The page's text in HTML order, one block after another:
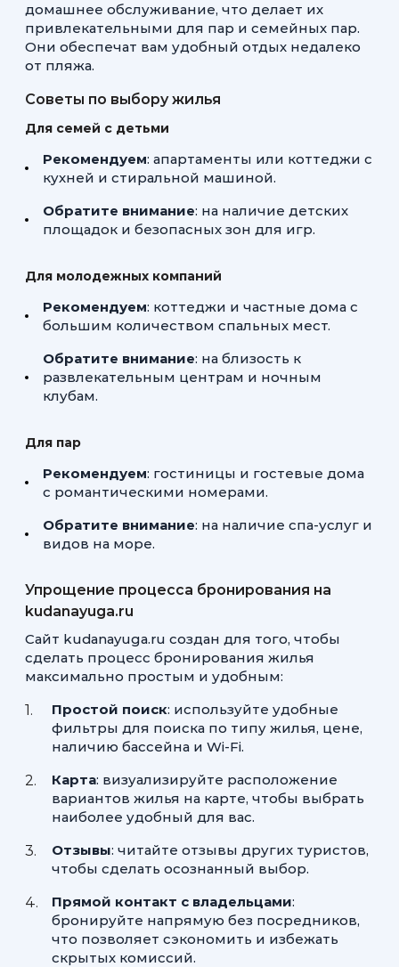
домашнее обслуживание, что делает их
привлекательными для пар и семейных пар.
Они обеспечат вам удобный отдых недалеко
от пляжа.
Советы по выбору жилья
Для семей с детьми
Рекомендуем: апартаменты или коттеджи с
кухней и стиральной машиной.
Обратите внимание: на наличие детских
площадок и безопасных зон для игр.
Для молодежных компаний
Рекомендуем: коттеджи и частные дома с
большим количеством спальных мест.
Обратите внимание: на близость к
развлекательным центрам и ночным
клубам.
Для пар
Рекомендуем: гостиницы и гостевые дома
с романтическими номерами.
Обратите внимание: на наличие спа-услуг и
видов на море.
Упрощение процесса бронирования на
kudanayuga.ru
Сайт kudanayuga.ru создан для того, чтобы
сделать процесс бронирования жилья
максимально простым и удобным:
Простой поиск: используйте удобные
фильтры для поиска по типу жилья, цене,
наличию бассейна и Wi-Fi.
Карта: визуализируйте расположение
вариантов жилья на карте, чтобы выбрать
наиболее удобный для вас.
Отзывы: читайте отзывы других туристов,
чтобы сделать осознанный выбор.
Прямой контакт с владельцами:
бронируйте напрямую без посредников,
что позволяет сэкономить и избежать
скрытых комиссий.